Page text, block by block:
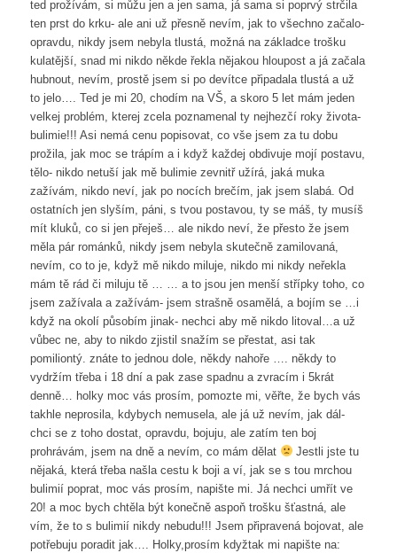
ted prožívám, si můžu jen a jen sama, já sama si poprvý strčila
ten prst do krku- ale ani už přesně nevím, jak to všechno začalo-
opravdu, nikdy jsem nebyla tlustá, možná na základce trošku
kulatější, snad mi nikdo někde řekla nějakou hloupost a já začala
hubnout, nevím, prostě jsem si po devítce připadala tlustá a už
to jelo…. Ted je mi 20, chodím na VŠ, a skoro 5 let mám jeden
velkej problém, kterej zcela poznamenal ty nejhezčí roky života-
bulimie!!! Asi nemá cenu popisovat, co vše jsem za tu dobu
prožila, jak moc se trápím a i když každej obdivuje mojí postavu,
tělo- nikdo netuší jak mě bulimie zevnitř užírá, jaká muka
zažívám, nikdo neví, jak po nocích brečím, jak jsem slabá. Od
ostatních jen slyším, páni, s tvou postavou, ty se máš, ty musíš
mít kluků, co si jen přeješ… ale nikdo neví, že přesto že jsem
měla pár románků, nikdy jsem nebyla skutečně zamilovaná,
nevím, co to je, když mě nikdo miluje, nikdo mi nikdy neřekla
mám tě rád či miluju tě … … a to jsou jen menší střípky toho, co
jsem zažívala a zažívám- jsem strašně osamělá, a bojím se …i
když na okolí působím jinak- nechci aby mě nikdo litoval…a už
vůbec ne, aby to nikdo zjistil snažím se přestat, asi tak
pomiliontý. znáte to jednou dole, někdy nahoře …. někdy to
vydržím třeba i 18 dní a pak zase spadnu a zvracím i 5krát
denně… holky moc vás prosím, pomozte mi, věřte, že bych vás
takhle neprosila, kdybych nemusela, ale já už nevím, jak dál-
chci se z toho dostat, opravdu, bojuju, ale zatím ten boj
prohrávám, jsem na dně a nevím, co mám dělat
Jestli jste tu
nějaká, která třeba našla cestu k boji a ví, jak se s tou mrchou
bulimií poprat, moc vás prosím, napište mi. Já nechci umřít ve
20! a moc bych chtěla být konečně aspoň trošku šťastná, ale
vím, že to s bulimií nikdy nebudu!!! Jsem připravená bojovat, ale
potřebuju poradit jak…. Holky,prosím kdyžtak mi napište na: